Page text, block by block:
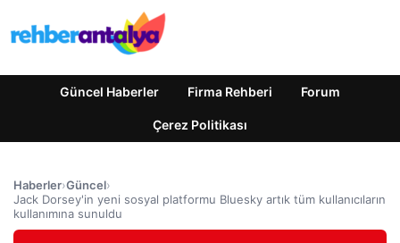
Güncel Haberler Firma Rehberi Forum
Çerez Politikası
Haberler›Güncel›
Jack Dorsey'in yeni sosyal platformu Bluesky artık tüm kullanıcıların
kullanımına sunuldu